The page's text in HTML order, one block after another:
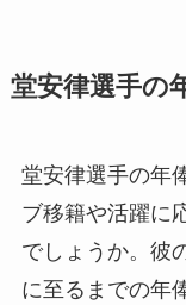
堂安律選手の
堂安律選手の年
ブ移籍や活躍に
でしょうか。彼
に至るまでの年